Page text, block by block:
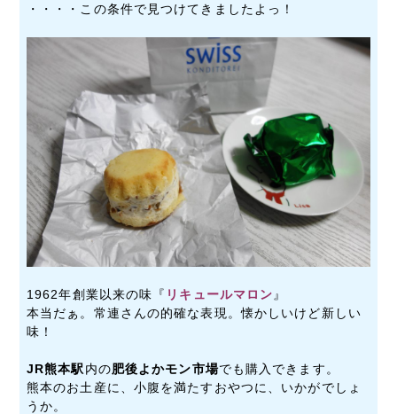
・・・・この条件で見つけてきましたよっ！
1962年創業以来の味『 リキュールマロン 』
本当だぁ。常連さんの的確な表現。懐かしいけど新しい
味！
JR熊本駅内の肥後よかモン市場でも購入できます。
熊本のお土産に、小腹を満たすおやつに、いかがでしょ
うか。